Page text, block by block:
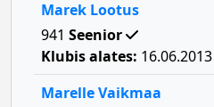
Marek Lootus
941 Seenior
Klubis alates: 16.06.2013
Marelle Vaikmaa